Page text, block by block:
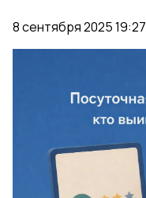
8 сентября 2025 19:27